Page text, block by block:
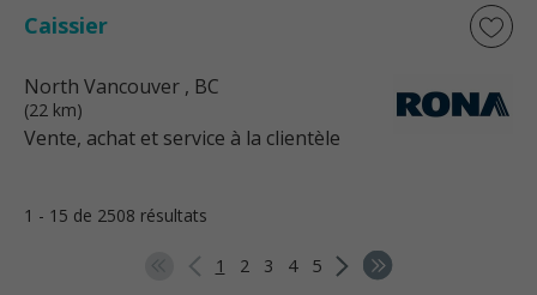
Caissier
North Vancouver , BC
(22 km)
Vente, achat et service à la clientèle
1 - 15 de 2508 résultats
1 2 3 4 5